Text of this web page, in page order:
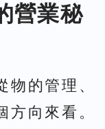
營業秘
的管理、
方向來看。